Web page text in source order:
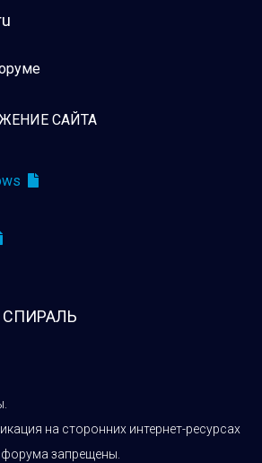
САЙТА
на сторонних интернет-ресурсах
запрещены.